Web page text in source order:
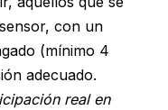
con un
(mínimo 4
adecuado.
real en